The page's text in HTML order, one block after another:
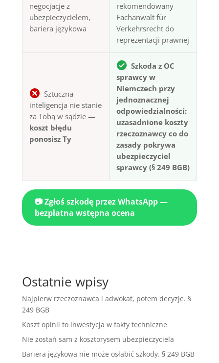
negocjacje z
ubezpieczycielem,
bariera językowa
rekomendowany
Fachanwalt für
Verkehrsrecht do
reprezentacji prawnej
Sztuczna
inteligencja nie stanie
za Tobą w sądzie —
koszt błędu
ponosisz Ty
Szkoda z OC
sprawcy w
Niemczech przy
jednoznacznej
odpowiedzialności:
uzasadnione koszty
rzeczoznawcy co do
zasady pokrywa
ubezpieczyciel
sprawcy (§ 249 BGB)
📷 Zgłoś szkodę przez WhatsApp —
bezpłatna wstępna ocena
Ostatnie wpisy
Najpierw rzeczoznawca i adwokat, potem decyzje. §
249 BGB
Koszt opinii to inwestycja w fakty techniczne
Nie zostań sam z kosztorysem ubezpieczyciela
Bariera językowa nie może osłabić szkody. § 249 BGB